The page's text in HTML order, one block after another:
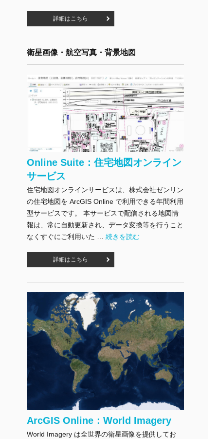
詳細はこちら
衛星画像・航空写真・背景地図
Online Suite：住宅地図オンライン
サービス
住宅地図オンラインサービスは、株式会社ゼンリン
の住宅地図を ArcGIS Online で利用できる年間利用
型サービスです。 本サービスで配信される地図情
報は、常に自動更新され、データ変換等を行うこと
なくすぐにご利用いた … "Online Suite：住宅地図オンライン
続きを読む
詳細はこちら
ArcGIS Online：World Imagery
World Imagery は全世界の衛星画像を提供してお